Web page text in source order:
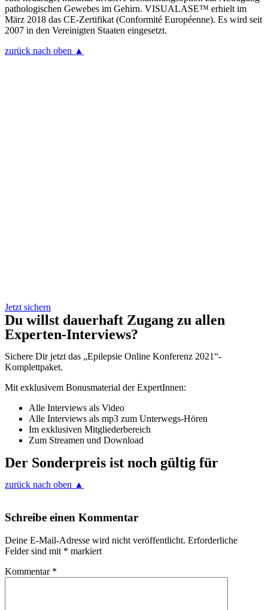
pathologischen Gewebes im Gehirn. VISUALASE™ erhielt im
März 2018 das CE-Zertifikat (Conformité Européenne). Es wird seit
2007 in den Vereinigten Staaten eingesetzt.
zurück nach oben ▲
Jetzt sichern
Du willst dauerhaft Zugang zu allen
Experten-Interviews?
Sichere Dir jetzt das „Epilepsie Online Konferenz 2021“-
Komplettpaket.
Mit exklusivem Bonusmaterial der ExpertInnen:
Alle Interviews als Video
Alle Interviews als mp3 zum Unterwegs-Hören
Im exklusiven Mitgliederbereich
Zum Streamen und Download
Der Sonderpreis ist noch gültig für
zurück nach oben ▲
Schreibe einen Kommentar
Deine E-Mail-Adresse wird nicht veröffentlicht. Erforderliche
Felder sind mit * markiert
Kommentar *